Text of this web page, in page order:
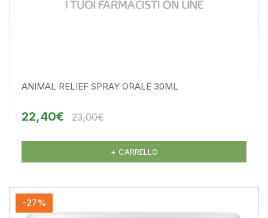
ANIMAL RELIEF SPRAY ORALE 30ML
22,40€ 23,00€
+ CARRELLO
-27%